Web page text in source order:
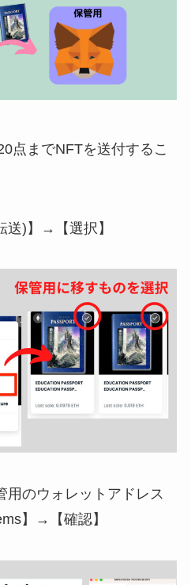
点までNFTを送付するこ
送)】→【選択】
のウォレットアドレス
】→【確認】